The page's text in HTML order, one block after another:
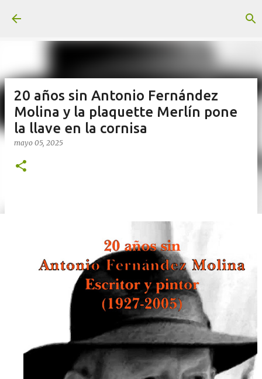
20 años sin Antonio Fernández
Molina y la plaquette Merlín pone
la llave en la cornisa
mayo 05, 2025